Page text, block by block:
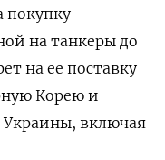
покупку
на танкеры до
на ее поставку
Корею и
включая